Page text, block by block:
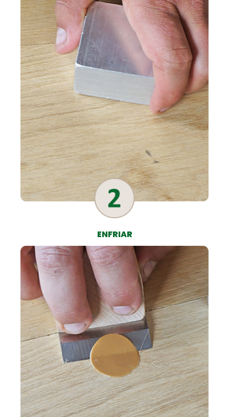
ENFRIAR